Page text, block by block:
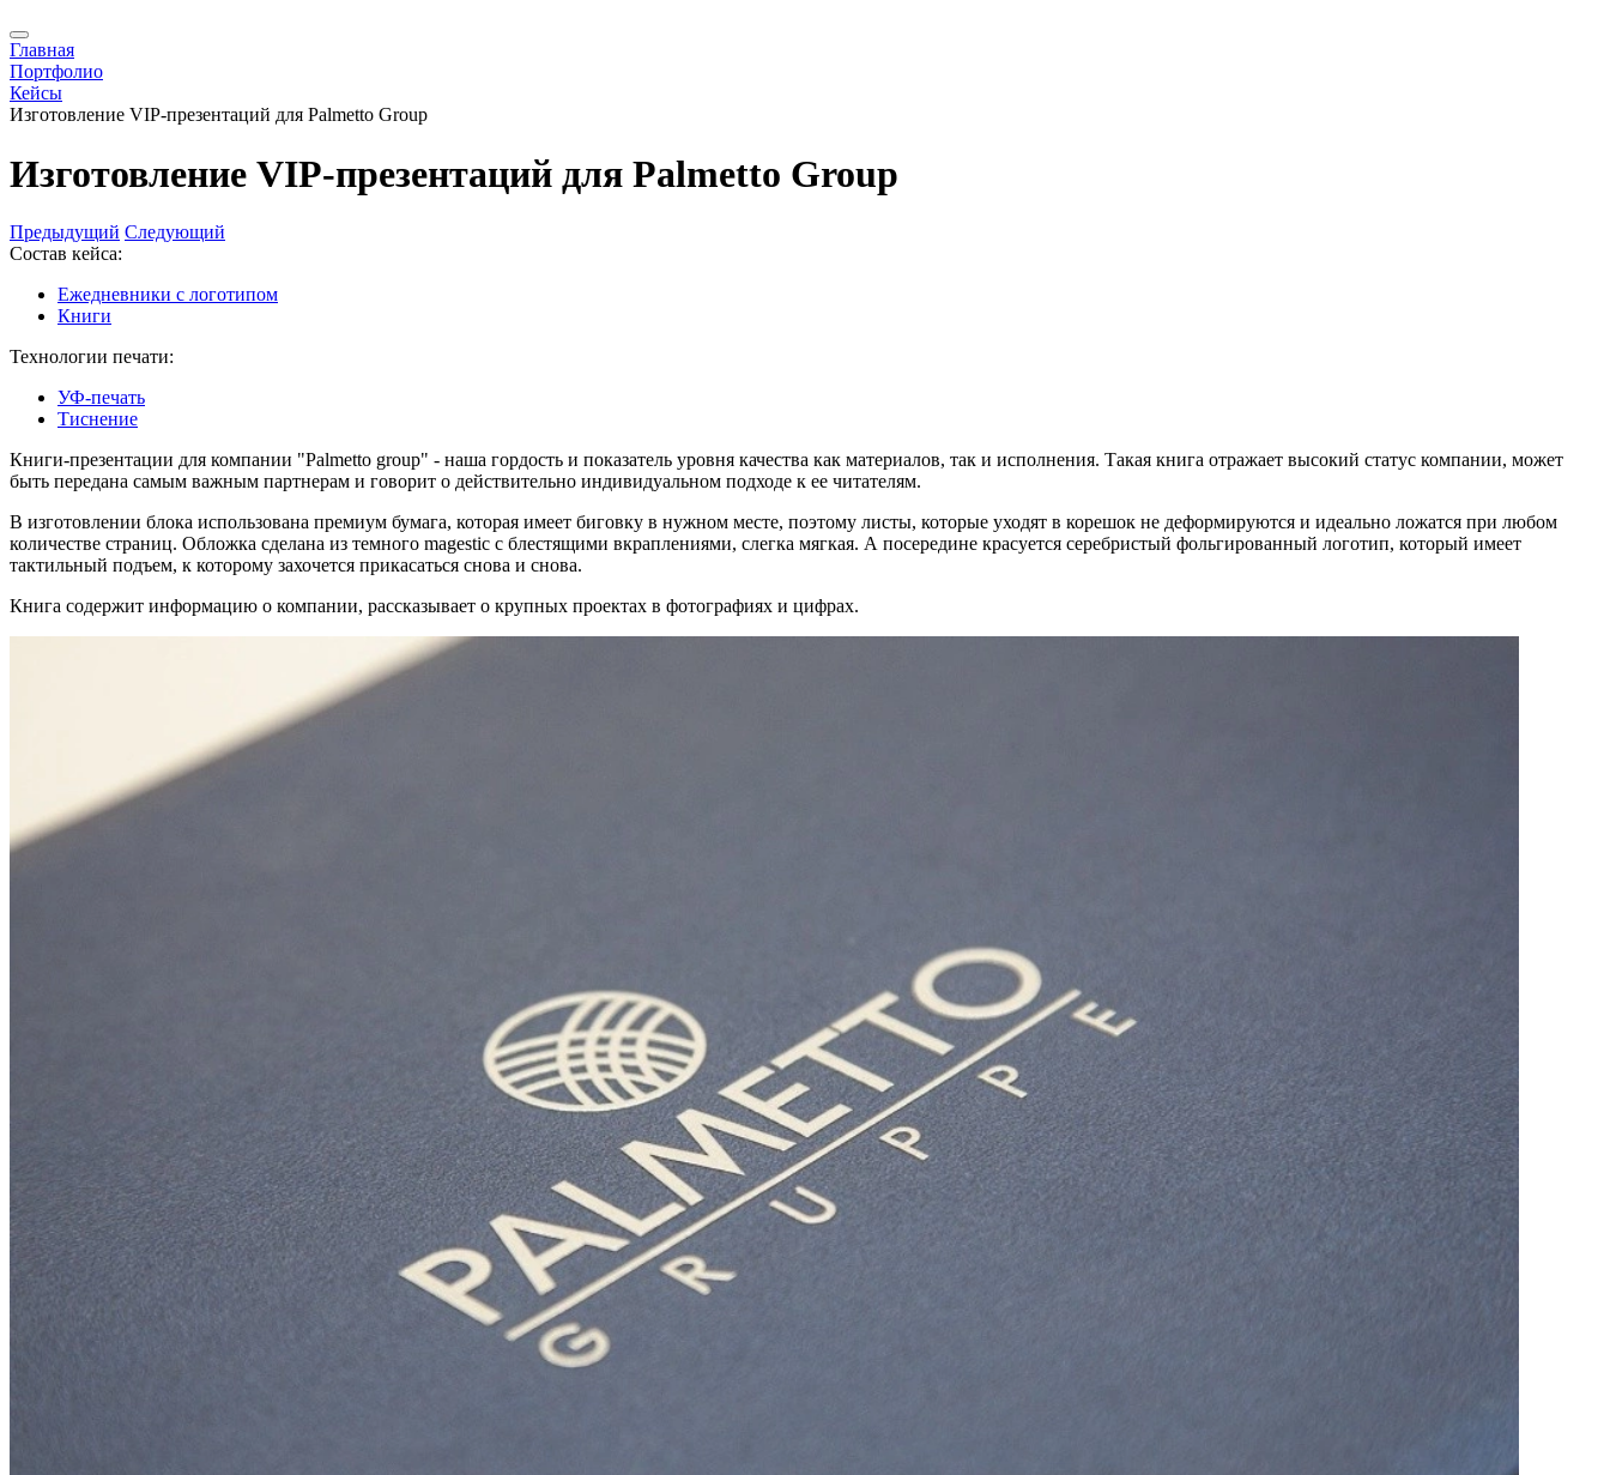
Главная
Портфолио
Кейсы
Изготовление VIP-презентаций для Palmetto Group
Изготовление VIP-презентаций для Palmetto Group
Предыдущий Следующий
Состав кейса:
Ежедневники с логотипом
Книги
Технологии печати:
УФ-печать
Тиснение
Книги-презентации для компании "Palmetto group" - наша гордость и показатель уровня качества как материалов, так и исполнения. Такая книга отражает высокий статус компании, может
быть передана самым важным партнерам и говорит о действительно индивидуальном подходе к ее читателям.
В изготовлении блока использована премиум бумага, которая имеет биговку в нужном месте, поэтому листы, которые уходят в корешок не деформируются и идеально ложатся при любом
количестве страниц. Обложка сделана из темного magestic с блестящими вкраплениями, слегка мягкая. А посередине красуется серебристый фольгированный логотип, который имеет
тактильный подъем, к которому захочется прикасаться снова и снова.
Книга содержит информацию о компании, рассказывает о крупных проектах в фотографиях и цифрах.